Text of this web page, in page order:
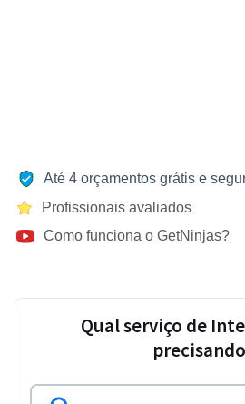
Até 4 orçamentos grátis e
Profissionais avaliados
Como funciona o GetNinjas?
Qual serviço de